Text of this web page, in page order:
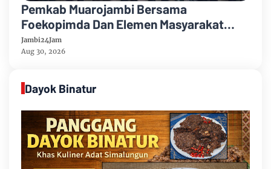
Pemkab Muarojambi Bersama
Foekopimda Dan Elemen Masyarakat
Menyatakan Sikap Dengan Tegas Tolak
Keberadaan Geng Motor
Jambi24Jam
Aug 30, 2026
Dayok Binatur